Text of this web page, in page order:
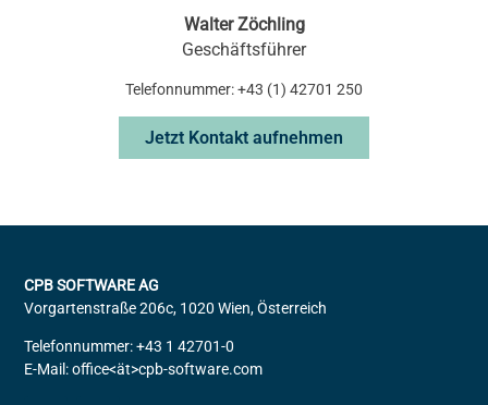
Walter Zöchling
Geschäftsführer
Telefonnummer: +43 (1) 42701 250
Jetzt Kontakt aufnehmen
CPB SOFTWARE AG
Vorgartenstraße 206c, 1020 Wien, Österreich
Telefonnummer: +43 1 42701-0
E-Mail: office<ät>cpb-software.com